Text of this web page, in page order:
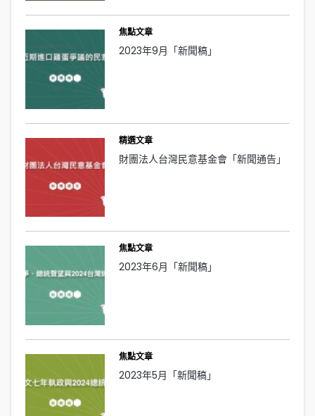
焦點文章
2023年9月「新聞稿」
精選文章
財團法人台灣民意基金會「新聞通告」
焦點文章
2023年6月「新聞稿」
焦點文章
2023年5月「新聞稿」